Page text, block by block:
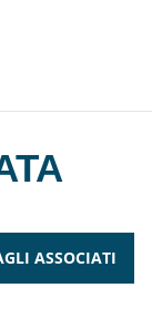
ASSOCIATI